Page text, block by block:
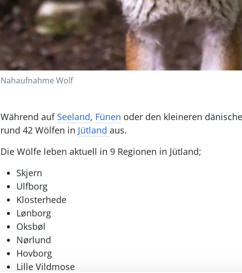
Nahaufnahme Wolf
Während auf Seeland, Fünen oder den kleineren
rund 42 Wölfen in Jütland aus.
Die Wölfe leben aktuell in 9 Regionen in Jütland;
Skjern
Ulfborg
Klosterhede
Lønborg
Oksbøl
Nørlund
Hovborg
Lille Vildmose